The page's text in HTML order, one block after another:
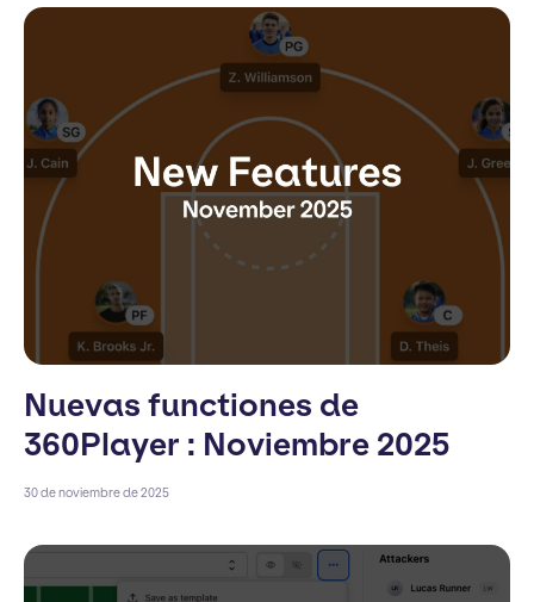
Nuevas functiones de
360Player : Noviembre 2025
30 de noviembre de 2025